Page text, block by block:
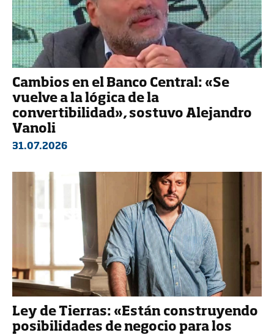
Cambios en el Banco Central: «Se
vuelve a la lógica de la
convertibilidad», sostuvo Alejandro
Vanoli
31.07.2026
Ley de Tierras: «Están construyendo
posibilidades de negocio para los